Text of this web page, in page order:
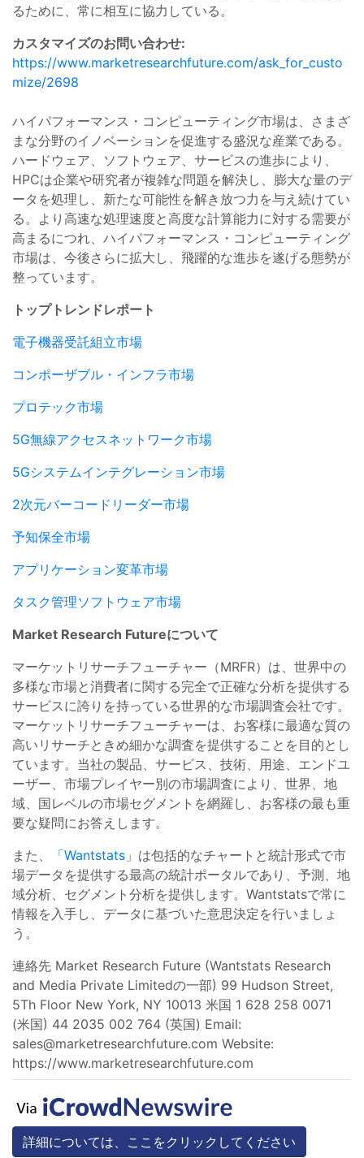
るために、常に相互に協力している。
カスタマイズのお問い合わせ:
https://www.marketresearchfuture.com/ask_for_custo
mize/2698
ハイパフォーマンス・コンピューティング市場は、さまざ
まな分野のイノベーションを促進する盛況な産業である。
ハードウェア、ソフトウェア、サービスの進歩により、
HPCは企業や研究者が複雑な問題を解決し、膨大な量のデ
ータを処理し、新たな可能性を解き放つ力を与え続けてい
る。より高速な処理速度と高度な計算能力に対する需要が
高まるにつれ、ハイパフォーマンス・コンピューティング
市場は、今後さらに拡大し、飛躍的な進歩を遂げる態勢が
整っています。
トップトレンドレポート
電子機器受託組立市場
コンポーザブル・インフラ市場
プロテック市場
5G無線アクセスネットワーク市場
5Gシステムインテグレーション市場
2次元バーコードリーダー市場
予知保全市場
アプリケーション変革市場
タスク管理ソフトウェア市場
Market Research Futureについて
マーケットリサーチフューチャー（MRFR）は、世界中の
多様な市場と消費者に関する完全で正確な分析を提供する
サービスに誇りを持っている世界的な市場調査会社です。
マーケットリサーチフューチャーは、お客様に最適な質の
高いリサーチときめ細かな調査を提供することを目的とし
ています。当社の製品、サービス、技術、用途、エンドユ
ーザー、市場プレイヤー別の市場調査により、世界、地
域、国レベルの市場セグメントを網羅し、お客様の最も重
要な疑問にお答えします。
また、
「Wantstats 」は包括的なチャートと統計形式で市
場データを提供する最高の統計ポータルであり、予測、地
域分析、セグメント分析を提供します。Wantstatsで常に
情報を入手し、データに基づいた意思決定を行いましょ
う。
連絡先 Market Research Future (Wantstats Research
and Media Private Limitedの一部) 99 Hudson Street,
5Th Floor New York, NY 10013 米国 1 628 258 0071
(米国) 44 2035 002 764 (英国) Email:
sales@marketresearchfuture.com Website:
https://www.marketresearchfuture.com
詳細については、ここをクリックしてください